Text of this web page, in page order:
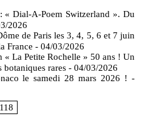
« Dial-A-Poem Switzerland ». Du
2026
de Paris les 3, 4, 5, 6 et 7 juin
France - 04/03/2026
« La Petite Rochelle » 50 ans ! Un
botaniques rares - 04/03/2026
le samedi 28 mars 2026 ! -
118